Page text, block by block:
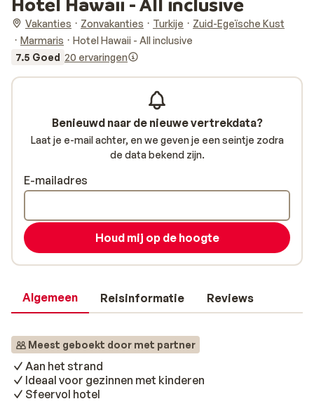
Vakanties Zonvakanties Turkije
Zuid-Egeïsche Kust
Marmaris
Hotel Hawaii - All inclusive
7.5 Goed 20 ervaringen
Algemeen Reisinformatie Reviews
Meest geboekt door met partner
Aan het strand
Ideaal voor gezinnen met kinderen
Sfeervol hotel
Benieuwd naar de nieuwe vertrekdata?
Laat je e-mail achter, en we geven je een seintje zodra
de data bekend zijn.
E-mailadres
Houd mij op de hoogte